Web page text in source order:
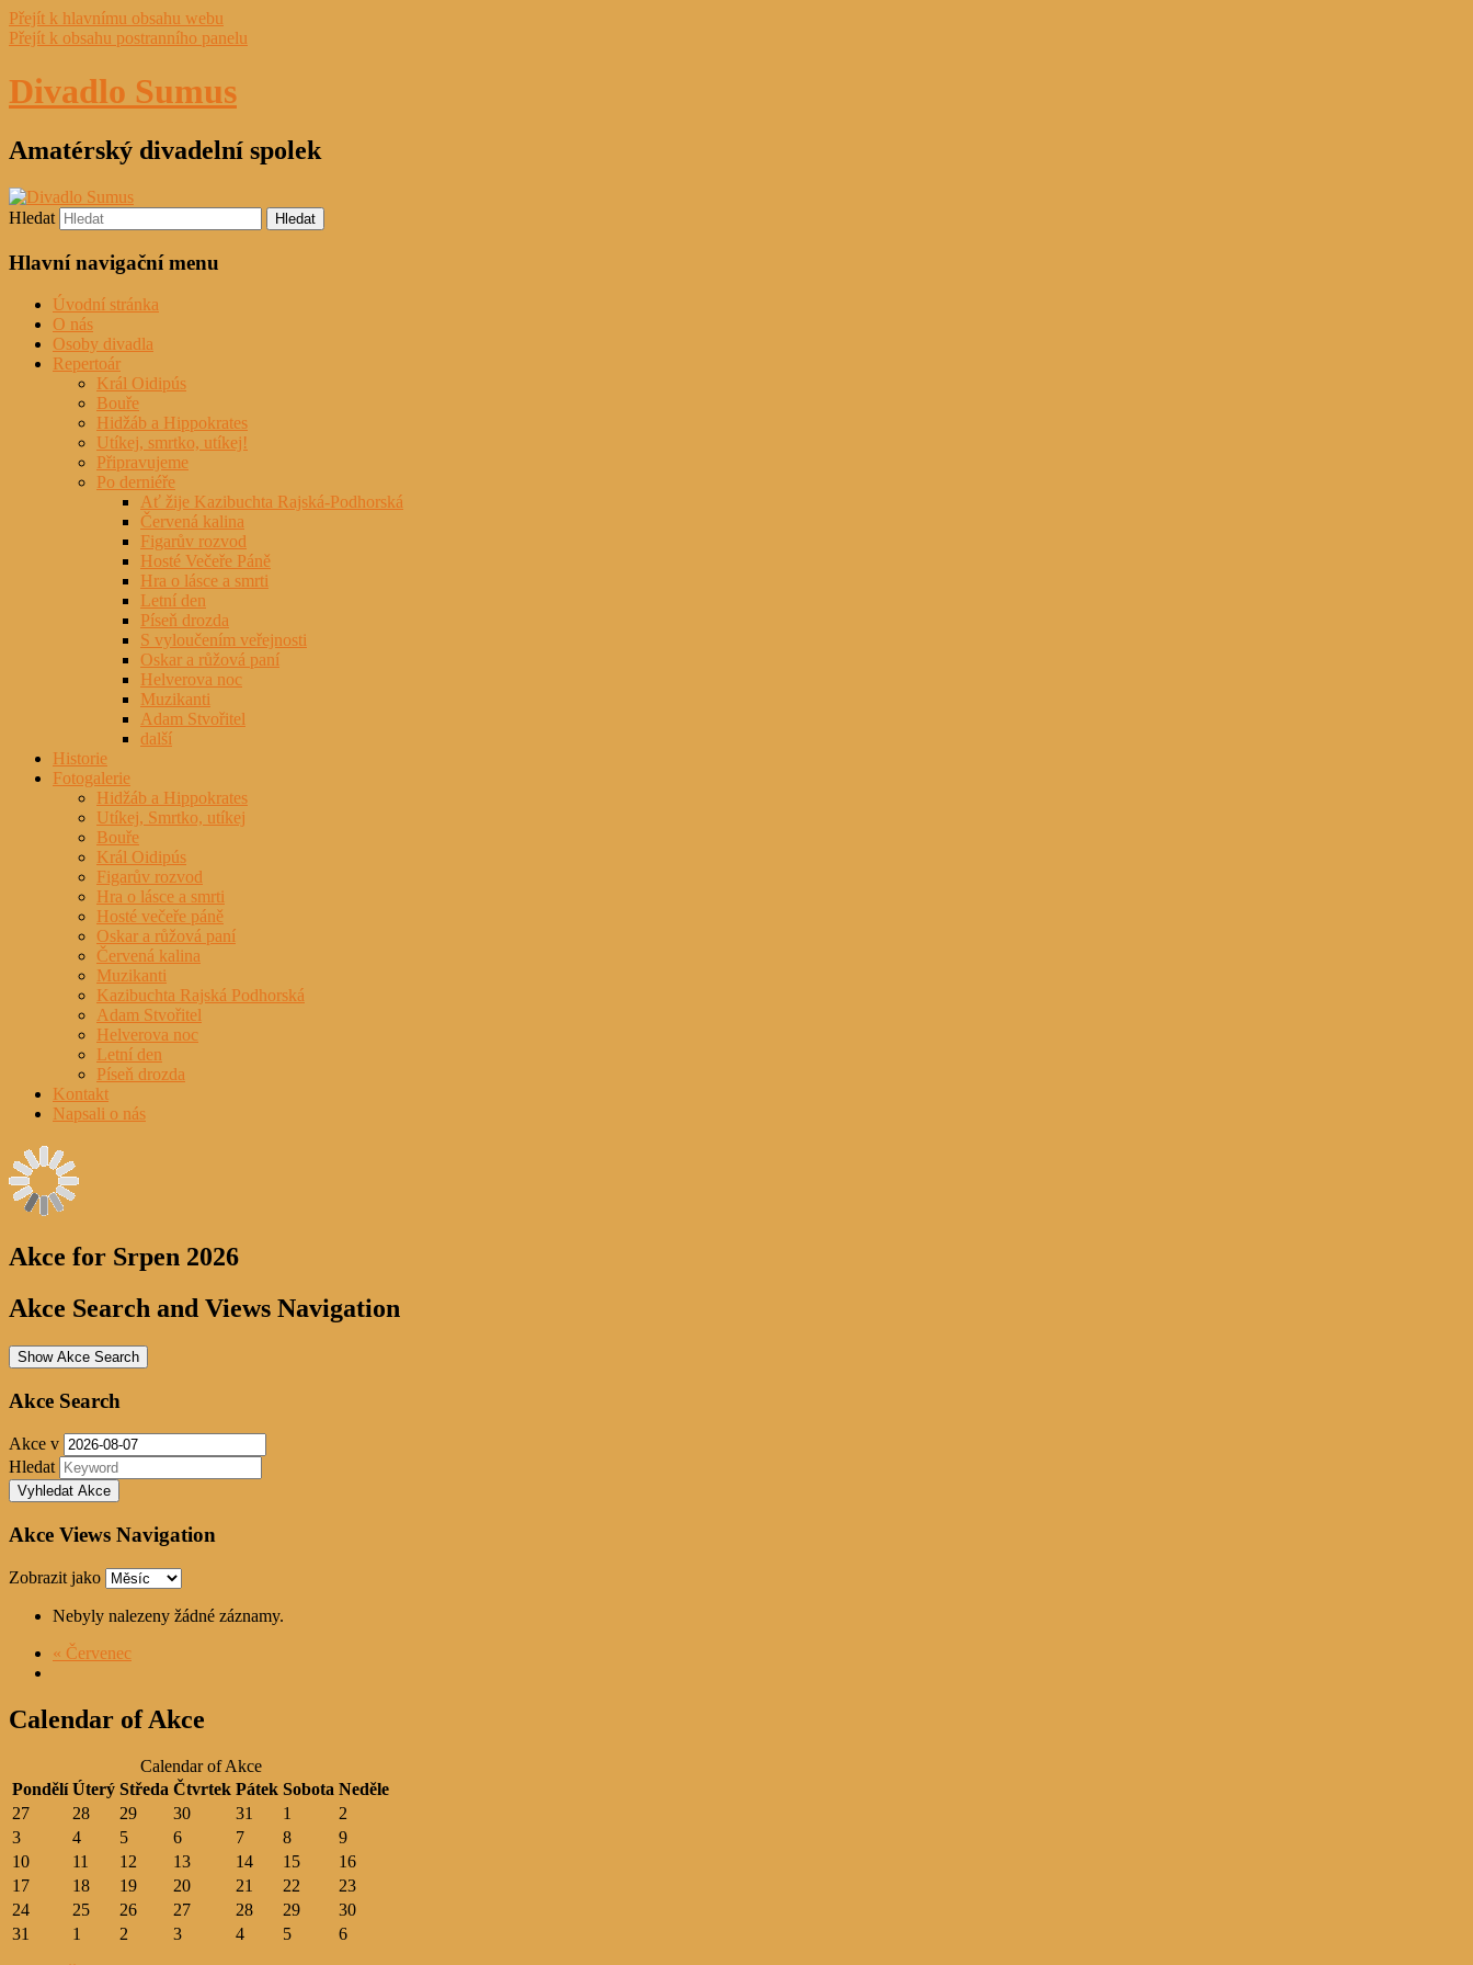
Přejít k hlavnímu obsahu webu
Přejít k obsahu postranního panelu
Divadlo Sumus
Amatérský divadelní spolek
Hledat
Hlavní navigační menu
Úvodní stránka
O nás
Osoby divadla
Repertoár
Král Oidipús
Bouře
Hidžáb a Hippokrates
Utíkej, smrtko, utíkej!
Připravujeme
Po derniéře
Ať žije Kazibuchta Rajská-Podhorská
Červená kalina
Figarův rozvod
Hosté Večeře Páně
Hra o lásce a smrti
Letní den
Píseň drozda
S vyloučením veřejnosti
Oskar a růžová paní
Helverova noc
Muzikanti
Adam Stvořitel
další
Historie
Fotogalerie
Hidžáb a Hippokrates
Utíkej, Smrtko, utíkej
Bouře
Král Oidipús
Figarův rozvod
Hra o lásce a smrti
Hosté večeře páně
Oskar a růžová paní
Červená kalina
Muzikanti
Kazibuchta Rajská Podhorská
Adam Stvořitel
Helverova noc
Letní den
Píseň drozda
Kontakt
Napsali o nás
Akce for Srpen 2026
Akce Search and Views Navigation
Show Akce Search
Akce Search
Akce v
Hledat
Akce Views Navigation
Zobrazit jako
Nebyly nalezeny žádné záznamy.
« Červenec
Calendar of Akce
Calendar of Akce
Pondělí Úterý Středa Čtvrtek Pátek Sobota Neděle
27
28 29 30 31 1
2
3
4 5 6 7 8
9
10
11 12 13 14 15
16
17
18 19 20 21 22
23
24
25 26 27 28 29
30
31
1 2 3 4 5 6